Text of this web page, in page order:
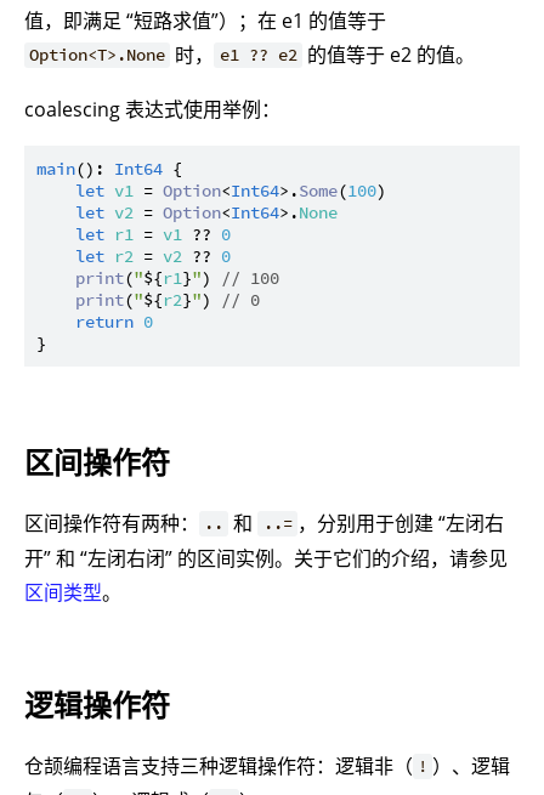
值，即满足 “短路求值”）；在 e1 的值等于
Option<T>.None 时， e1 ?? e2 的值等于 e2 的值。
coalescing 表达式使用举例：
main(): Int64 {
let v1 = Option<Int64>.Some(100)
let v2 = Option<Int64>.None
let r1 = v1 ?? 0
let r2 = v2 ?? 0
print("${r1}")
// 100
print("${r2}")
// 0
return 0
区间操作符
区间操作符有两种： .. 和 ..= ，分别用于创建 “左闭右
开” 和 “左闭右闭” 的区间实例。关于它们的介绍，请参见
区间类型。
逻辑操作符
仓颉编程语言支持三种逻辑操作符：逻辑非（ ! ）、逻辑